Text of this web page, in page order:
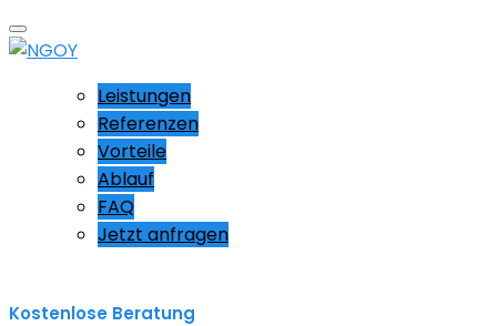
Leistungen
Referenzen
Vorteile
Ablauf
FAQ
Jetzt anfragen
Kostenlose Beratung